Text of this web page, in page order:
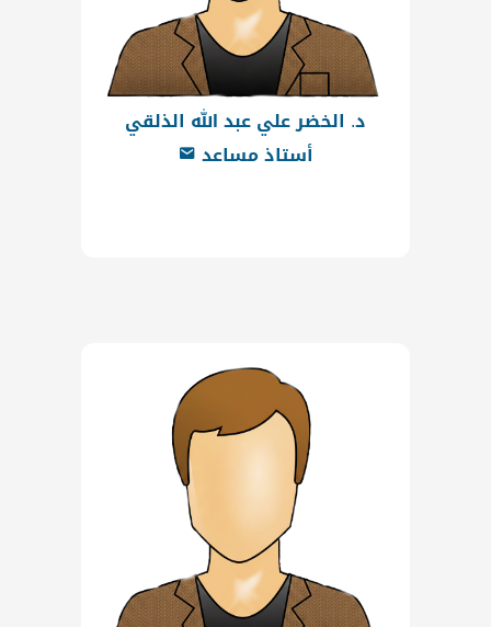
د. الخضر علي عبد الله الذلقي
أستاذ مساعد